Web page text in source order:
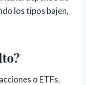
los tipos bajen,
o ETFs.